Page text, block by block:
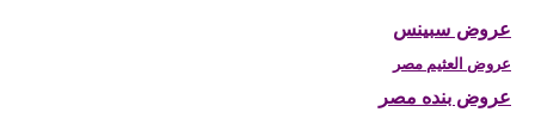
عروض سبينس
عروض العثيم مصر
عروض بنده مصر